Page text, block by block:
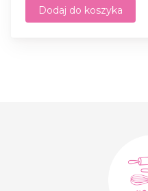
Dodaj do koszyka